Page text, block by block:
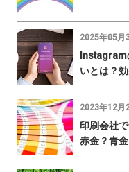
2025年05月
いとは？
2023年12月
印刷会社
赤金？青金